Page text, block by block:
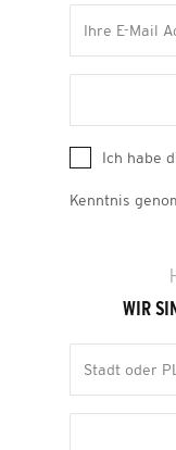
Ich habe
Kenntnis
WIR